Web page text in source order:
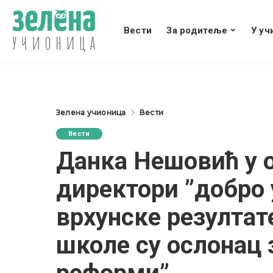
Вести За родитеље У
Зелена учионица Вести
Вести
Данка Нешовић у
директори ”добро
врхунске
школе су ослонац